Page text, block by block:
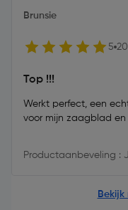
Brunsie
5
Top !!!
Werkt perfect, een
voor mijn zaagblad
Productaanbeveling :